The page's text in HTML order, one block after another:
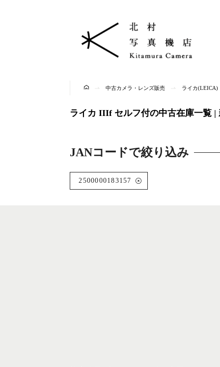
中古カメラ・レンズ販売 ライカ(LEICA)
ライカ IIIf セルフ付の中古在庫一覧 |
JANコードで絞り込み
2500000183157